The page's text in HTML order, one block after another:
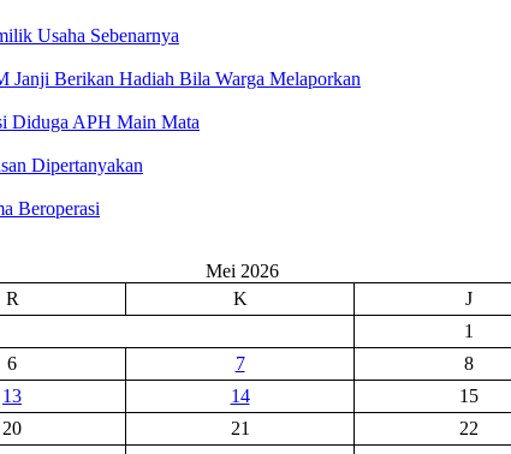
Usaha Sebenarnya
Janji Berikan Hadiah Bila Warga Melaporkan
Diduga APH Main Mata
Dipertanyakan
Beroperasi
Mei 2026
R K
J
1
6 7
8
13 14
15
20 21
22